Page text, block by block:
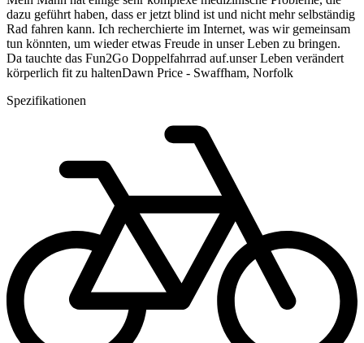
dazu geführt haben, dass er jetzt blind ist und nicht mehr selbständig
Rad fahren kann. Ich recherchierte im Internet, was wir gemeinsam
tun könnten, um wieder etwas Freude in unser Leben zu bringen.
Da tauchte das Fun2Go Doppelfahrrad auf.unser Leben verändert
körperlich fit zu haltenDawn Price - Swaffham, Norfolk
Spezifikationen